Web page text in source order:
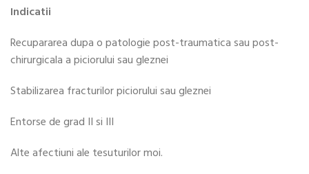
Indicatii
Recupararea dupa o patologie post-traumatica sau post-
chirurgicala a piciorului sau gleznei
Stabilizarea fracturilor piciorului sau gleznei
Entorse de grad II si III
Alte afectiuni ale tesuturilor moi.